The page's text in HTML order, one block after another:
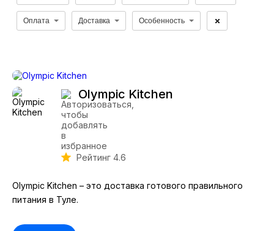
Оплата Доставка Особенность
Olympic Kitchen
Рейтинг 4.6
Olympic Kitchen – это доставка готового правильного
питания в Туле.